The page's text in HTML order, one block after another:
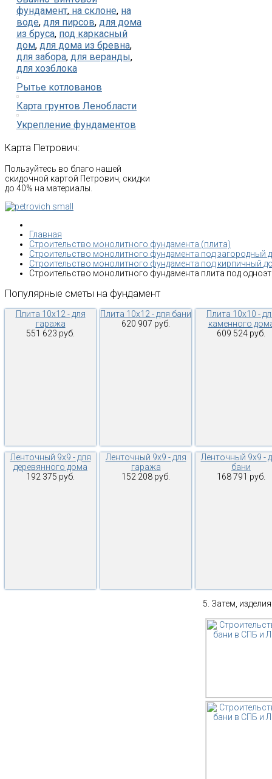
фундамент, на склоне, на
воде, для пирсов, для дома
из бруса, под каркасный
дом, для дома из бревна,
для забора, для веранды,
для хозблока
Рытье котлованов
Карта грунтов Ленобласти
Укрепление фундаментов
Карта Петрович:
Пользуйтесь во благо нашей
скидочной картой Петрович, скидки
до 40% на материалы.
Главная
Строительство монолитного фундамента (плита)
Строительство монолитного фундамента под загородный
Строительство монолитного фундамента под кирпичный
Строительство монолитного фундамента плита под
Популярные сметы на фундамент
Плита 10х12 - для
гаража
551 623 руб.
Плита 10х12 - для бани
620 907 руб.
Плита 10х10 -
каменного
609 524 руб.
Ленточный 9х9 - для
деревянного дома
192 375 руб.
Ленточный 9х9 - для
гаража
152 208 руб.
Ленточный 9х9 -
бани
168 791 руб.
Затем,